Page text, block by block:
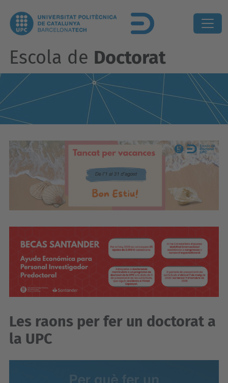
Escola de Doctorat
Les raons per fer un doctorat a
la UPC